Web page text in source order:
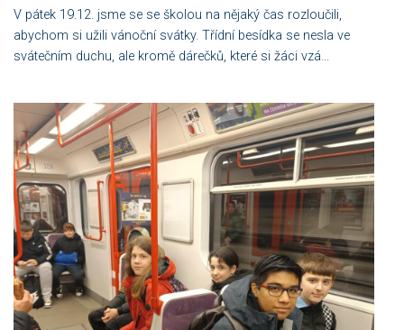
V pátek 19.12. jsme se se školou na nějaký čas rozloučili,
abychom si užili vánoční svátky. Třídní besídka se nesla ve
svátečním duchu, ale kromě dárečků, které si žáci vzá...